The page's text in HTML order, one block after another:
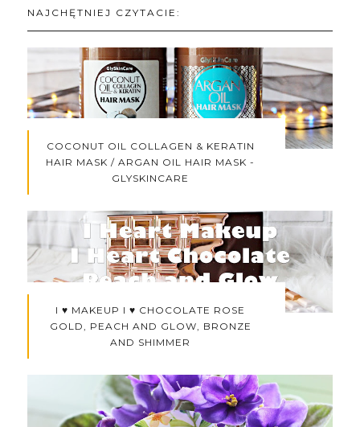
NAJCHĘTNIEJ CZYTACIE:
COCONUT OIL COLLAGEN & KERATIN
HAIR MASK / ARGAN OIL HAIR MASK -
GLYSKINCARE
I ♥ MAKEUP I ♥ CHOCOLATE ROSE
GOLD, PEACH AND GLOW, BRONZE
AND SHIMMER